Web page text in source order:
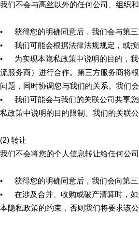
我们不会与高丝以外的任何公司、组织
• 获得您的明确同意后，我们会与第三
• 我们可能会根据法律法规规定，或按
• 为实现本隐私政策中说明的目的，我
流服务商）进行合作。第三方服务商将
问题，同时协调您与我们的关系。我们
• 我们可能会与我们的关联公司共享您
私政策中说明的目的限制。我们的关联
(2) 转让
我们不会将您的个人信息转让给任何公
• 获得您的明确同意后，我们会向第三
• 在涉及合并、收购或破产清算时，如
本隐私政策的约束，否则我们将要求该